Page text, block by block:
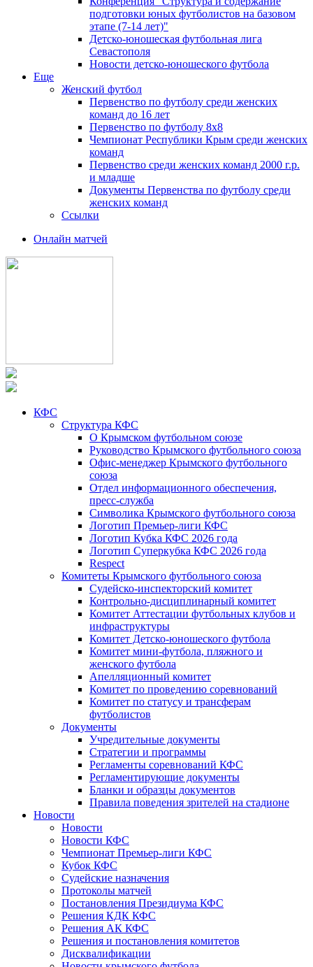
подготовки юных футболистов на базовом
этапе (7-14 лет)"
Детско-юношеская футбольная лига
Севастополя
Новости детско-юношеского футбола
Еще
Женский футбол
Первенство по футболу среди женских
команд до 16 лет
Первенство по футболу 8х8
Чемпионат Республики Крым среди женских
команд
Первенство среди женских команд 2000 г.р.
и младше
Документы Первенства по футболу среди
женских команд
Ссылки
Онлайн матчей
КФС
Структура КФС
О Крымском футбольном союзе
Руководство Крымского футбольного союза
Офис-менеджер Крымского футбольного
союза
Отдел информационного обеспечения,
пресс-служба
Символика Крымского футбольного союза
Логотип Премьер-лиги КФС
Логотип Кубка КФС 2026 года
Логотип Суперкубка КФС 2026 года
Respect
Комитеты Крымского футбольного союза
Судейско-инспекторский комитет
Контрольно-дисциплинарный комитет
Комитет Аттестации футбольных клубов и
инфраструктуры
Комитет Детско-юношеского футбола
Комитет мини-футбола, пляжного и
женского футбола
Апелляционный комитет
Комитет по проведению соревнований
Комитет по статусу и трансферам
футболистов
Документы
Учредительные документы
Стратегии и программы
Регламенты соревнований КФС
Регламентирующие документы
Бланки и образцы документов
Правила поведения зрителей на стадионе
Новости
Новости
Новости КФС
Чемпионат Премьер-лиги КФС
Кубок КФС
Судейские назначения
Протоколы матчей
Постановления Президиума КФС
Решения КДК КФС
Решения АК КФС
Решения и постановления комитетов
Дисквалификации